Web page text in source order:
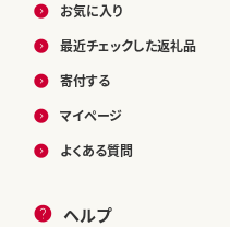
お気に入り
最近チェックした返礼品
寄付する
マイページ
よくある質問
ヘルプ